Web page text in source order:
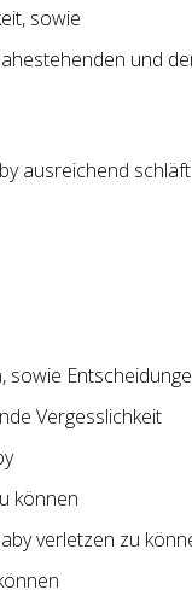
sowie
und
ausreichend schläft
sowie
Vergesslichkeit
können
verletzen zu